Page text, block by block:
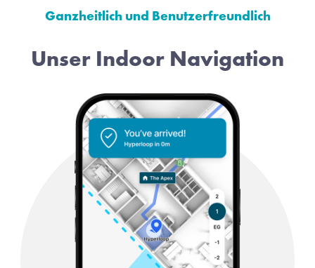
Ganzheitlich und Benutzerfreundlich
Unser Indoor Navigation